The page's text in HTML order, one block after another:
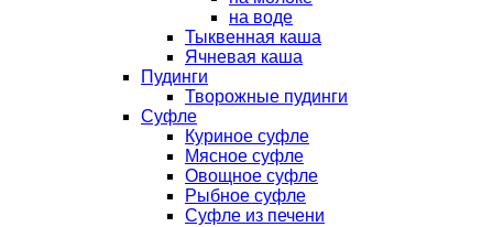
на воде
Тыквенная каша
Ячневая каша
Пудинги
Творожные пудинги
Суфле
Куриное суфле
Мясное суфле
Овощное суфле
Рыбное суфле
Суфле из печени